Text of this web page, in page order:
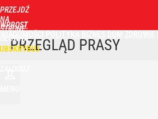
PRZEJDŹ
NA
STRONĘ
GŁÓWNĄ
WPROST
PRZEGLĄD PRASY